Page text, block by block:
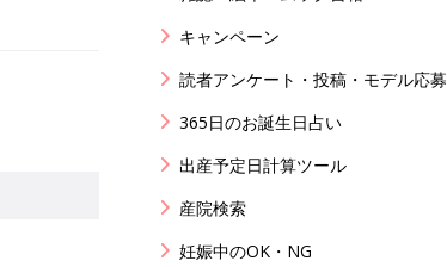
キャンペーン
読者アンケート・投稿・モデル応募
365日のお誕生日占い
出産予定日計算ツール
産院検索
妊娠中のOK・NG